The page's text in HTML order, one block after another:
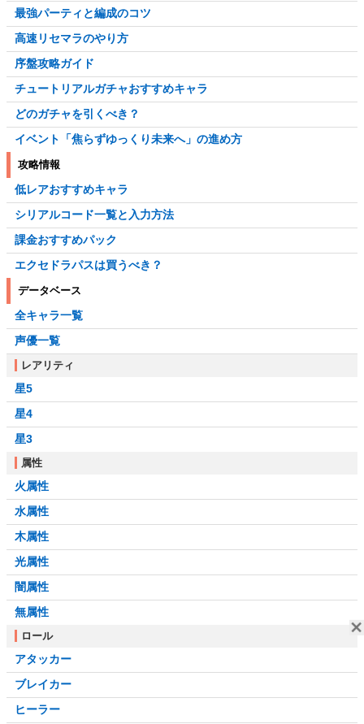
最強パーティと編成のコツ
高速リセマラのやり方
序盤攻略ガイド
チュートリアルガチャおすすめキャラ
どのガチャを引くべき？
イベント「焦らずゆっくり未来へ」の進め方
攻略情報
低レアおすすめキャラ
シリアルコード一覧と入力方法
課金おすすめパック
エクセドラパスは買うべき？
データベース
全キャラ一覧
声優一覧
レアリティ
星5
星4
星3
属性
火属性
水属性
木属性
光属性
闇属性
無属性
ロール
アタッカー
ブレイカー
ヒーラー